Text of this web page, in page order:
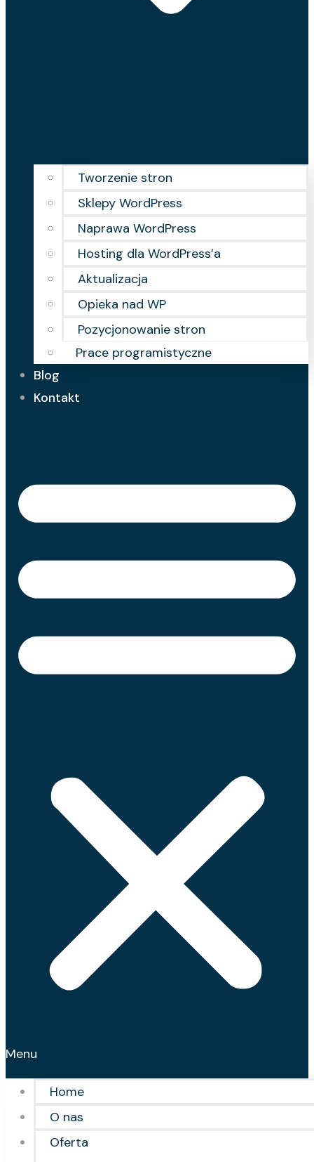
Tworzenie stron
Sklepy WordPress
Naprawa WordPress
Hosting dla WordPress’a
Aktualizacja
Opieka nad WP
Pozycjonowanie stron
Prace programistyczne
Blog
Kontakt
Menu
Home
O nas
Oferta